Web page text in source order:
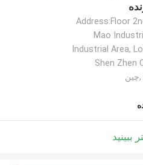
Address:Floor
Mao
Industrial Area,
Shen Zhen
ببینید